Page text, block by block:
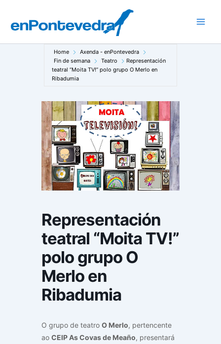
contido
Home
Axenda - enPontevedra
Fin de semana
Teatro
Representación
teatral “Moita TV!” polo grupo O Merlo en
Ribadumia
Representación
teatral “Moita TV!”
polo grupo O
Merlo en
Ribadumia
O grupo de teatro O Merlo, pertencente
ao CEIP As Covas de Meaño, presentará